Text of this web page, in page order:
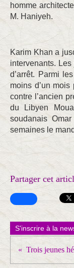
homme
M. Haniyeh.
Karim Khan a
intervenants.
d’arrêt. Parmi
moins d’un
contre l’ancien
du Libyen
soudanais
semaines le
Partager cet
S'inscrire à la